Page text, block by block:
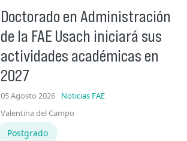
Doctorado en Administración
de la FAE Usach iniciará sus
actividades académicas en
2027
05 Agosto 2026
Noticias FAE
Valentina del Campo
Postgrado